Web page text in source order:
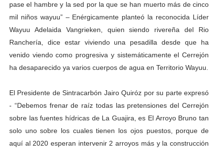
pase el hambre y la sed por la que se han muerto más de cinco
mil niños wayuu” – Enérgicamente planteó la reconocida Líder
Wayuu Adelaida Vangrieken, quien siendo rivereña del Rio
Ranchería, dice estar viviendo una pesadilla desde que ha
venido viendo como progresiva y sistemáticamente el Cerrejón
ha desaparecido ya varios cuerpos de agua en Territorio Wayuu.
El Presidente de Sintracarbón Jairo Quiróz por su parte expresó
- “Debemos frenar de raíz todas las pretensiones del Cerrejón
sobre las fuentes hídricas de La Guajira, es El Arroyo Bruno tan
solo uno sobre los cuales tienen los ojos puestos, porque de
aquí al 2020 esperan intervenir 2 arroyos más y la construcción